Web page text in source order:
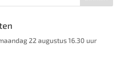
22 augustus 16.30 uur